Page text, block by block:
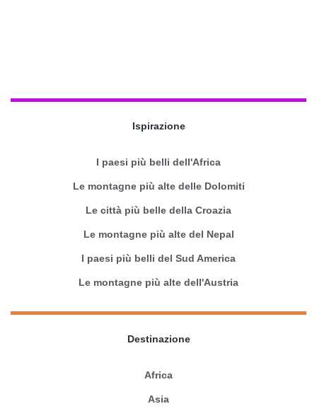
Ispirazione
I paesi più belli dell'Africa
Le montagne più alte delle Dolomiti
Le città più belle della Croazia
Le montagne più alte del Nepal
I paesi più belli del Sud America
Le montagne più alte dell'Austria
Destinazione
Africa
Asia